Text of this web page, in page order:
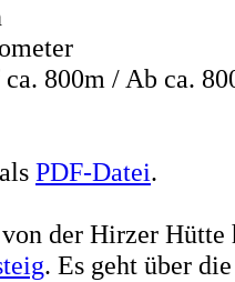
800m / Ab ca.
PDF-Datei.
der Hirzer
. Es geht über